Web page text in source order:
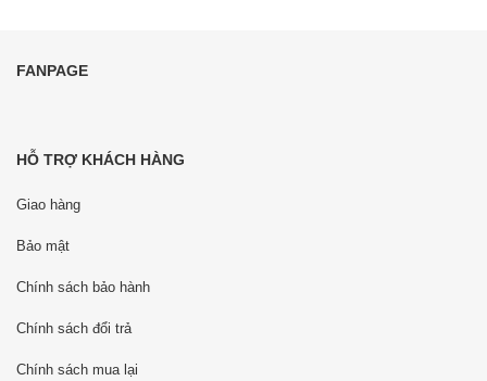
FANPAGE
HỖ TRỢ KHÁCH HÀNG
Giao hàng
Bảo mật
Chính sách bảo hành
Chính sách đổi trả
Chính sách mua lại